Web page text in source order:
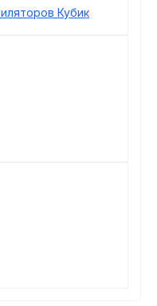
Кубик